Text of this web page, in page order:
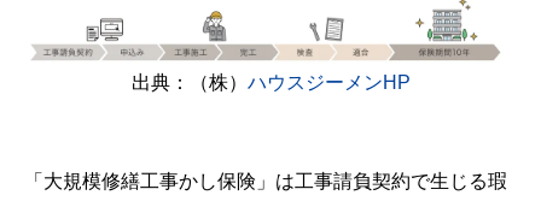
出典：（株） ハウスジーメンHP
「大規模修繕工事かし保険」は工事請負契約で生じる瑕